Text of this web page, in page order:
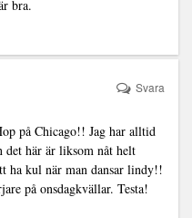
bra.
på Chicago!! Jag har alltid
det här är liksom nåt helt
ha kul när man dansar lindy!!
på onsdagkvällar. Testa!
Svara